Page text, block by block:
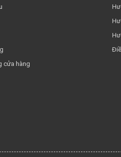
cửa hàng